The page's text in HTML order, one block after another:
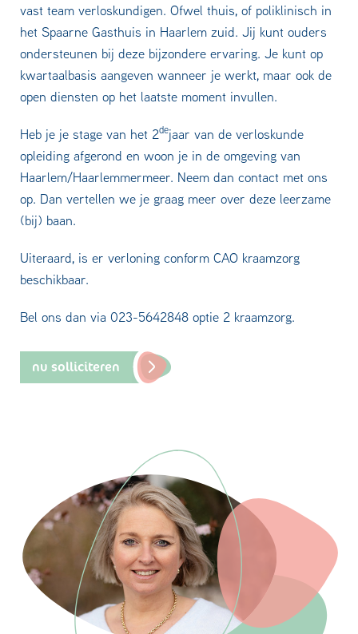
vast team verloskundigen. Ofwel thuis, of poliklinisch in
het Spaarne Gasthuis in Haarlem zuid. Jij kunt ouders
ondersteunen bij deze bijzondere ervaring. Je kunt op
kwartaalbasis aangeven wanneer je werkt, maar ook de
open diensten op het laatste moment invullen.
Heb je je stage van het 2dejaar van de verloskunde
opleiding afgerond en woon je in de omgeving van
Haarlem/Haarlemmermeer. Neem dan contact met ons
op. Dan vertellen we je graag meer over deze leerzame
(bij) baan.
Uiteraard, is er verloning conform CAO kraamzorg
beschikbaar.
Bel ons dan via 023-5642848 optie 2 kraamzorg.
nu solliciteren